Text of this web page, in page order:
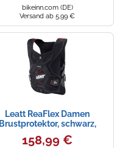
bikeinn.com (DE)
Versand ab 5,99 €
Leatt ReaFlex Damen
Brustprotektor, schwarz,
Größe XXS/XS
158,99 €